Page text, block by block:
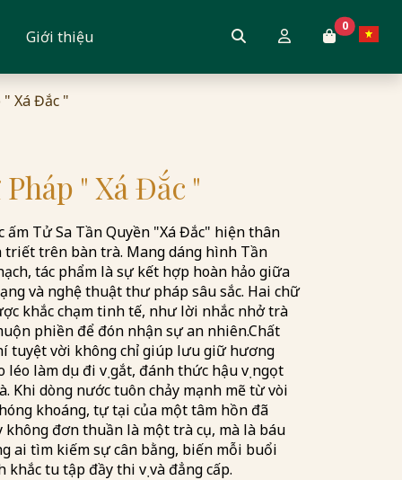
Giới thiệu
0
Xá Đắc "
" Xá Đắc "
ấm Tử Sa Tần Quyền "Xá Đắc" hiện thân
trên bàn trà. Mang dáng hình Tần
tác phẩm là sự kết hợp hoàn hảo giữa
và nghệ thuật thư pháp sâu sắc. Hai chữ
khắc chạm tinh tế, như lời nhắc nhở trà
phiền để đón nhận sự an nhiên. ​Chất
tuyệt vời không chỉ giúp lưu giữ hương
làm dịu đi vị gắt, đánh thức hậu vị ngọt
Khi dòng nước tuôn chảy mạnh mẽ từ vòi
khoáng, tự tại của một tâm hồn đã
đơn thuần là một trà cụ, mà là báu
ai tìm kiếm sự cân bằng, biến mỗi buổi
tu tập đầy thi vị và đẳng cấp.